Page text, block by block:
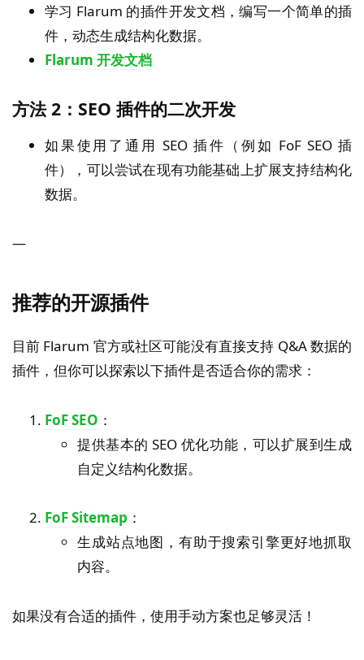
学习 Flarum 的插件开发文档，编写一个简单的插
件，动态生成结构化数据。
Flarum 开发文档
方法 2：SEO 插件的二次开发
如果使用了通用 SEO 插件（例如 FoF SEO 插
件），可以尝试在现有功能基础上扩展支持结构化
数据。
—
推荐的开源插件
目前 Flarum 官方或社区可能没有直接支持 Q&A 数据的
插件，但你可以探索以下插件是否适合你的需求：
FoF SEO ：
提供基本的 SEO 优化功能，可以扩展到生成
自定义结构化数据。
FoF Sitemap ：
生成站点地图，有助于搜索引擎更好地抓取
内容。
如果没有合适的插件，使用手动方案也足够灵活！